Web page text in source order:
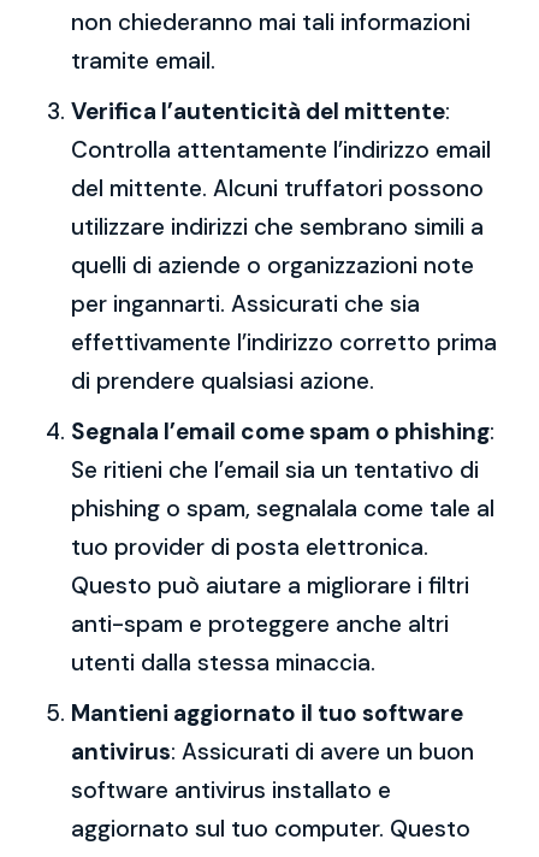
non chiederanno mai tali informazioni
tramite email.
Verifica l’autenticità del mittente:
Controlla attentamente l’indirizzo email
del mittente. Alcuni truffatori possono
utilizzare indirizzi che sembrano simili a
quelli di aziende o organizzazioni note
per ingannarti. Assicurati che sia
effettivamente l’indirizzo corretto prima
di prendere qualsiasi azione.
Segnala l’email come spam o phishing:
Se ritieni che l’email sia un tentativo di
phishing o spam, segnalala come tale al
tuo provider di posta elettronica.
Questo può aiutare a migliorare i filtri
anti-spam e proteggere anche altri
utenti dalla stessa minaccia.
Mantieni aggiornato il tuo software
antivirus: Assicurati di avere un buon
software antivirus installato e
aggiornato sul tuo computer. Questo